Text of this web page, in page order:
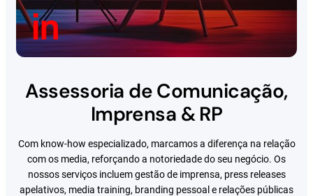
Assessoria de Comunicação,
Imprensa & RP
Com know-how especializado, marcamos a diferença na relação
com os media, reforçando a notoriedade do seu negócio. Os
nossos serviços incluem gestão de imprensa, press releases
apelativos, media training, branding pessoal e relações públicas